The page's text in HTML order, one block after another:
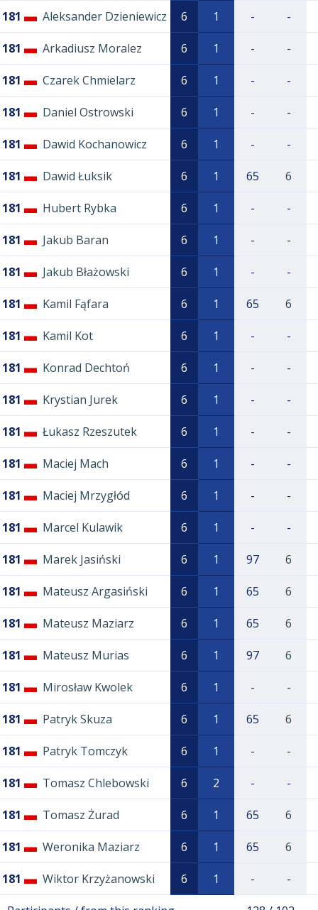
181 Aleksander Dzieniewicz 6 1 - -
181 Arkadiusz Moralez 6 1 - -
181 Czarek Chmielarz 6 1 - -
181 Daniel Ostrowski 6 1 - -
181 Dawid Kochanowicz 6 1 - -
181 Dawid Łuksik 6 1 65 6
181 Hubert Rybka 6 1 - -
181 Jakub Baran 6 1 - -
181 Jakub Błażowski 6 1 - -
181 Kamil Fąfara 6 1 65 6
181 Kamil Kot 6 1 - -
181 Konrad Dechtoń 6 1 - -
181 Krystian Jurek 6 1 - -
181 Łukasz Rzeszutek 6 1 - -
181 Maciej Mach 6 1 - -
181 Maciej Mrzygłód 6 1 - -
181 Marcel Kulawik 6 1 - -
181 Marek Jasiński 6 1 97 6
181 Mateusz Argasiński 6 1 65 6
181 Mateusz Maziarz 6 1 65 6
181 Mateusz Murias 6 1 97 6
181 Mirosław Kwolek 6 1 - -
181 Patryk Skuza 6 1 65 6
181 Patryk Tomczyk 6 1 - -
181 Tomasz Chlebowski 6 2 - -
181 Tomasz Żurad 6 1 65 6
181 Weronika Maziarz 6 1 65 6
181 Wiktor Krzyżanowski 6 1 - -